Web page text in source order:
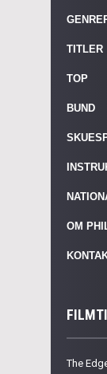
TITLER
TOP
BUND
OM
The